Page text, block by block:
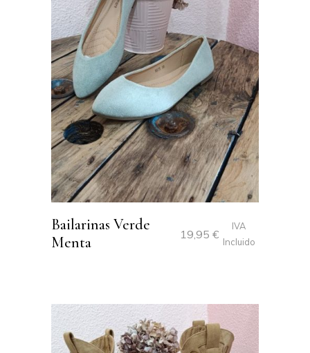
Bailarinas Verde
Menta
19,95 €
IVA
Incluido